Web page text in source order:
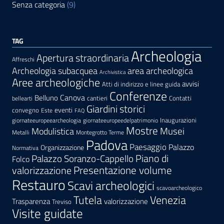
Senza categoria (9)
TAG
Affreschi Apertura straordinariaArcheologia
Archeologia subacquea Archivistica area archeologica
Aree archeologiche Atti di indirizzo e linee guida avvisi
bellearti Belluno Canova cantieri Conferenze Contatti
convegno Este eventi FAQ Giardini storici
giornateeuropeearcheologia giornateeuropeedelpatrimonio Inaugurazioni
Metalli Modulistica Montegrotto Terme Mostre Musei
Normativa Organizzazione PadovaPaesaggio Palazzo
Folco Palazzo Soranzo-Cappello Piano di
valorizzazionePresentazione volume
RestauroScavi archeologici scavoarcheologico
Trasparenza Treviso Tutelavalorizzazione Venezia
Visite guidate